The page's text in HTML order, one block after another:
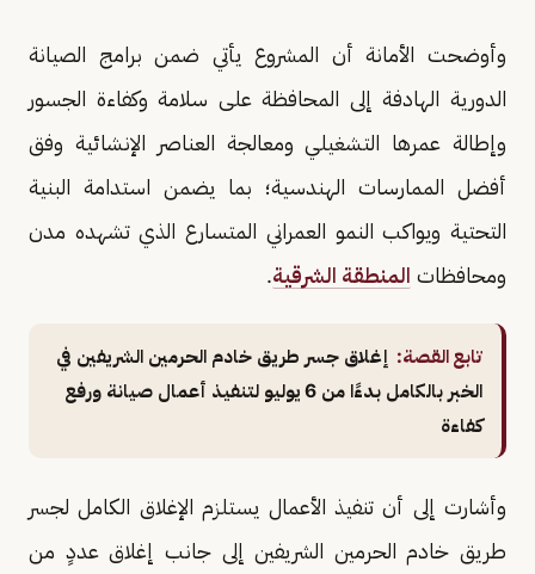
وأوضحت الأمانة أن المشروع يأتي ضمن برامج الصيانة
الدورية الهادفة إلى المحافظة على سلامة وكفاءة الجسور
وإطالة عمرها التشغيلي ومعالجة العناصر الإنشائية وفق
أفضل الممارسات الهندسية؛ بما يضمن استدامة البنية
التحتية ويواكب النمو العمراني المتسارع الذي تشهده مدن
ومحافظات المنطقة الشرقية.
تابع القصة: إغلاق جسر طريق خادم الحرمين الشريفين في
الخبر بالكامل بدءًا من 6 يوليو لتنفيذ أعمال صيانة ورفع
كفاءة
وأشارت إلى أن تنفيذ الأعمال يستلزم الإغلاق الكامل لجسر
طريق خادم الحرمين الشريفين إلى جانب إغلاق عددٍ من